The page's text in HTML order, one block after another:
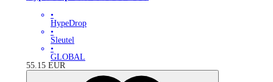
•
HypeDrop
•
Sleutel
•
GLOBAL
55.15 EUR